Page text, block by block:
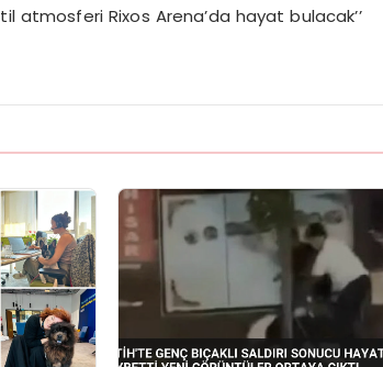
atmosferi Rixos Arena’da hayat bulacak’’